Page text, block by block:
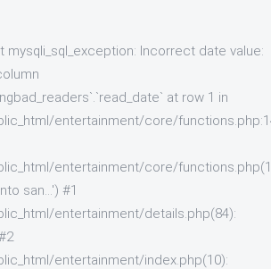
mysqli_sql_exception: Incorrect date value:
at row 1 in
entertainment/core/
entertainment/core/
san...') #1
entertainment/details.php(84):
entertainment/index.php(10):